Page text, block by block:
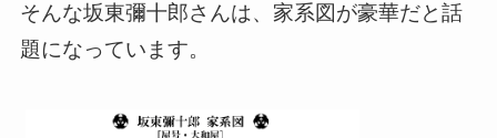
そんな坂東彌十郎さんは、家系図が豪華だと話
題になっています。